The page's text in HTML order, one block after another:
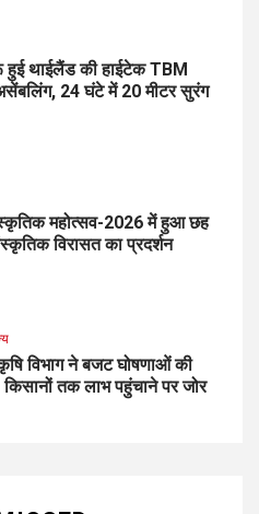
हुई थाईलैंड की हाईटेक TBM
24 घंटे में 20 मीटर सुरंग
महोत्सव-2026 में हुआ छह
विरासत का प्रदर्शन
विभाग ने बजट घोषणाओं की
किसानों तक लाभ पहुंचाने पर जोर